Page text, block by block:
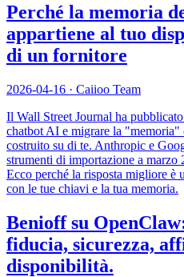
Perché la memoria
appartiene al tuo
di un fornitore
2026-04-16 · Caiioo Team
Il Wall Street Journal ha
chatbot AI e migrare la "memoria"
costruito su di te. Anthropic e
strumenti di importazione a marzo
Ecco perché la risposta migliore
con le tue chiavi e la tua memoria.
Benioff su
fiducia, sicurezza,
disponibilità.